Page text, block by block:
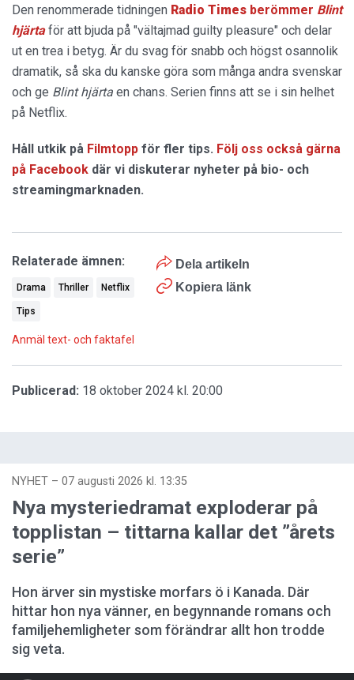
Den renommerade tidningen Radio Times berömmer Blint
hjärtaför att bjuda på "vältajmad guilty pleasure" och delar
ut en trea i betyg. Är du svag för snabb och högst osannolik
dramatik, så ska du kanske göra som många andra svenskar
och ge Blint hjärta en chans. Serien finns att se i sin helhet
på Netflix.
Håll utkik på Filmtopp för fler tips. Följ oss också gärna
på Facebook där vi diskuterar nyheter på bio- och
streamingmarknaden.
Dela artikeln
Kopiera länk
Relaterade ämnen:
Drama Thriller Netflix
Tips
Anmäl text- och faktafel
Publicerad: 18 oktober 2024 kl. 20:00
NYHET – 07 augusti 2026 kl. 13:35
Nya mysteriedramat exploderar på
topplistan – tittarna kallar det ”årets
serie”
Hon ärver sin mystiske morfars ö i Kanada. Där
hittar hon nya vänner, en begynnande romans och
familjehemligheter som förändrar allt hon trodde
sig veta.